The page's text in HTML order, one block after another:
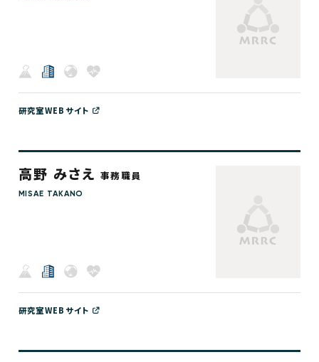
研究室WEBサイト
高野 みさえ 事務職員
MISAE TAKANO
研究室WEBサイト